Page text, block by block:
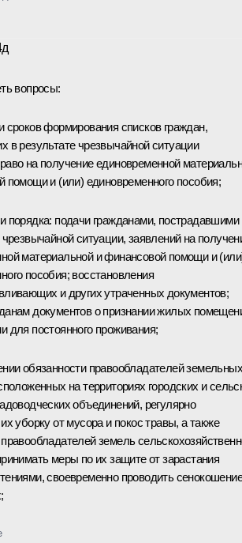
вопросы:
сроков формирования списков граждан,
в результате чрезвычайной ситуации
на получение единовременной
помощи и (или) единовременного пособия;
порядка: подачи гражданами, пострадавшими
чрезвычайной ситуации, заявлений на
материальной и финансовой помощи и
пособия; восстановления
и других утраченных документов;
документов о признании жилых
для постоянного проживания;
обязанности правообладателей земельных
на территориях городских и
объединений, регулярно
уборку от мусора и покос травы, а также
земель
меры по их защите от зарастания
своевременно проводить сенокошение